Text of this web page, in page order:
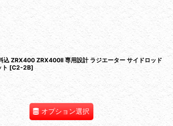
込 ZRX400 ZRX400II 専用設計 ラジエーター サイドロッド
[C2-2B]
オプション選択